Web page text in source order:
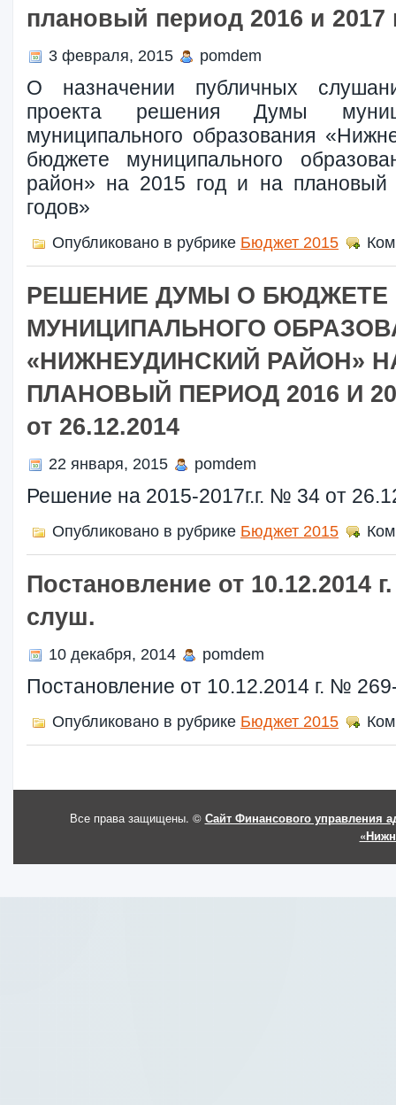
плановый период 2016 и 2017
3 февраля, 2015 pomdem
О назначении публичных
проекта решения Думы
муниципального образования
бюджете муниципального
район» на 2015 год и на
годов»
Опубликовано в рубрике Бюджет 2015
РЕШЕНИЕ ДУМЫ О БЮДЖЕТЕ
МУНИЦИПАЛЬНОГО
«НИЖНЕУДИНСКИЙ РАЙОН»
ПЛАНОВЫЙ ПЕРИОД 2016 И
от 26.12.2014
22 января, 2015 pomdem
Решение на 2015-2017г.г. № 34 от
Опубликовано в рубрике Бюджет 2015
Постановление от 10.12.2014
слуш.
10 декабря, 2014 pomdem
Постановление от 10.12.2014 г. №
Опубликовано в рубрике Бюджет 2015
Все права защищены. © Сайт Финансового управления